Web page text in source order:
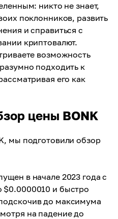
никто не знает,
поклонников, развить
и справиться с
криптовалют.
возможность
подходить к
его как
цены BONK
мы подготовили обзор
в начале 2023 года с
$0.0000010 и быстро
до максимума
на падение до